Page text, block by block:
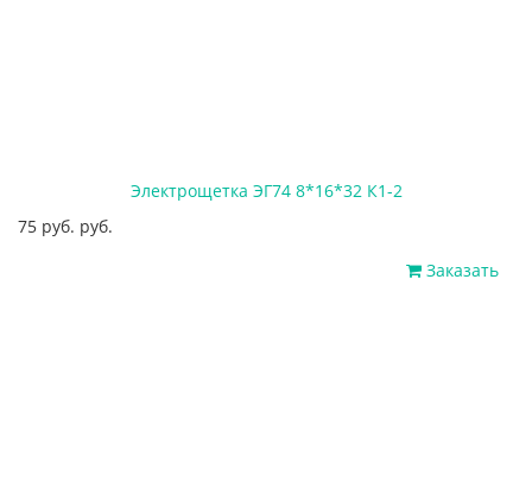
Электрощетка ЭГ74 8*16*32 К1-2
75 руб. руб.
Заказать